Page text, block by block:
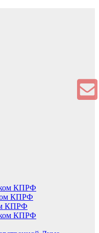
КПРФ
КПРФ
КПРФ
КПРФ